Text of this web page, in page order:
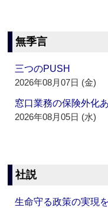
無季言
三つのPUSH
2026年08月07日 (金)
窓口業務の保険外化
2026年08月05日 (水)
社説
生命守る政策の実現